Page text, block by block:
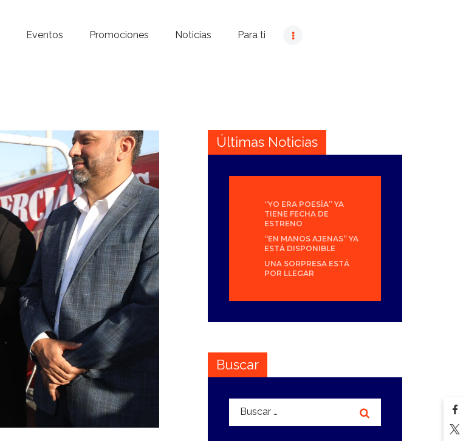
Eventos Promociones Noticias Para ti
Últimas Noticias
“YO ERA POESÍA” YA
TIENE FECHA DE
ESTRENO
“EN MANOS AJENAS” YA
ESTÁ DISPONIBLE
UNA SORPRESA ESTÁ
POR LLEGAR
Buscar
Buscar: